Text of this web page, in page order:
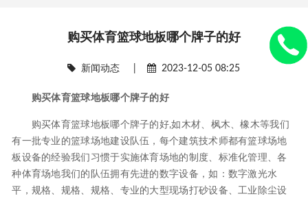
购买体育篮球地板哪个牌子的好
新闻动态 2023-12-05 08:25
购买体育篮球地板哪个牌子的好
购买体育篮球地板哪个牌子的好,如木材、枫木、橡木等我们
有一批专业的篮球场地建设队伍，每个建筑技术师都有篮球场地
板设备的经验我们习惯于实施体育场地的制度、标准化管理、各
种体育场地我们的队伍拥有先进的数字设备，如：数字激光水
平，规格、规格、规格、专业的大型现场打砂设备、工业除尘设